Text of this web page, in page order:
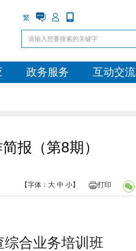
繁
政务服务 互动交流
报（第8期）
【字体： 大 中 小】 打印
合业务培训班